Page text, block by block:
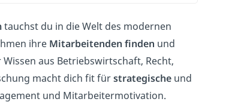
tauchst du in die Welt des modernen
ihre Mitarbeitenden finden und
aus Betriebswirtschaft, Recht,
macht dich fit fürstrategische und
und Mitarbeitermotivation.